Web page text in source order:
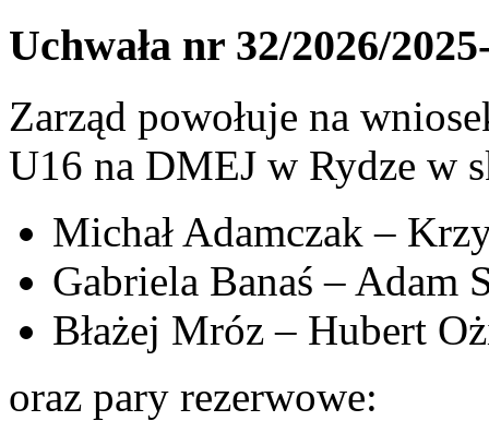
Uchwała nr 32/2026/
Zarząd powołuje na
U16 na DMEJ w Rydze w
Michał Adamczak –
Gabriela Banaś – Adam
Błażej Mróz – Hubert
oraz pary rezerwowe: